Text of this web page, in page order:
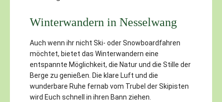
Winterwandern in Nesselwang
Auch wenn ihr nicht Ski- oder Snowboardfahren
möchtet, bietet das Winterwandern eine
entspannte Möglichkeit, die Natur und die Stille der
Berge zu genießen. Die klare Luft und die
wunderbare Ruhe fernab vom Trubel der Skipisten
wird Euch schnell in ihren Bann ziehen.